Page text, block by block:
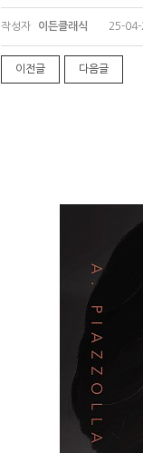
작성자 이든클래식 25-
이전글 다음글